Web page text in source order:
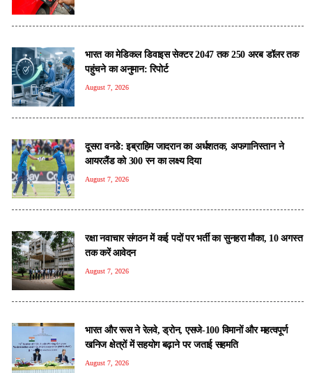
भारत का मेडिकल डिवाइस सेक्टर 2047 तक 250 अरब डॉलर तक
पहुंचने का अनुमान: रिपोर्ट
August 7, 2026
दूसरा वनडे: इब्राहिम जादरान का अर्धशतक, अफगानिस्तान ने
आयरलैंड को 300 रन का लक्ष्य दिया
August 7, 2026
रक्षा नवाचार संगठन में कई पदों पर भर्ती का सुनहरा मौका, 10 अगस्त
तक करें आवेदन
August 7, 2026
भारत और रूस ने रेलवे, ड्रोन, एसजे-100 विमानों और महत्वपूर्ण
खनिज क्षेत्रों में सहयोग बढ़ाने पर जताई सहमति
August 7, 2026